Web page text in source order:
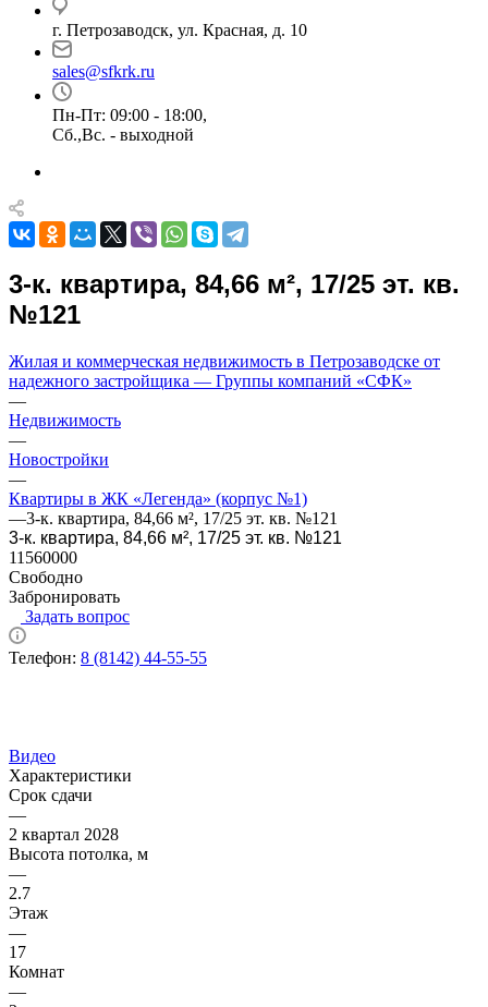
г. Петрозаводск, ул. Красная, д. 10
sales@sfkrk.ru
Пн-Пт: 09:00 - 18:00,
Сб.,Вс. - выходной
3-к. квартира, 84,66 м², 17/25 эт. кв.
№121
Жилая и коммерческая недвижимость в Петрозаводске от
надежного застройщика — Группы компаний «СФК»
—
Недвижимость
—
Новостройки
—
Квартиры в ЖК «Легенда» (корпус №1)
—3-к. квартира, 84,66 м², 17/25 эт. кв. №121
3-к. квартира, 84,66 м², 17/25 эт. кв. №121
11560000
Свободно
Забронировать
Задать вопрос
Телефон: 8 (8142) 44-55-55
Видео
Характеристики
Срок сдачи
—
2 квартал 2028
Высота потолка, м
—
2.7
Этаж
—
17
Комнат
—